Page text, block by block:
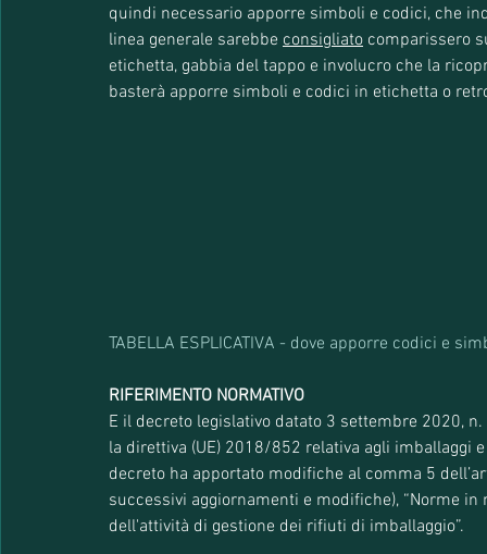
quindi necessario apporre simboli e codici, che
linea generale sarebbe consigliato comparissero
etichetta, gabbia del tappo e involucro che la
basterà apporre simboli e codici in etichetta o
TABELLA ESPLICATIVA - dove apporre codici e
RIFERIMENTO NORMATIVO
E il decreto legislativo datato 3 settembre 2020,
la direttiva (UE) 2018/852 relativa agli imballaggi
decreto ha apportato modifiche al comma 5
successivi aggiornamenti e modifiche), “Norme
dell'attività di gestione dei rifiuti di imballaggio”.